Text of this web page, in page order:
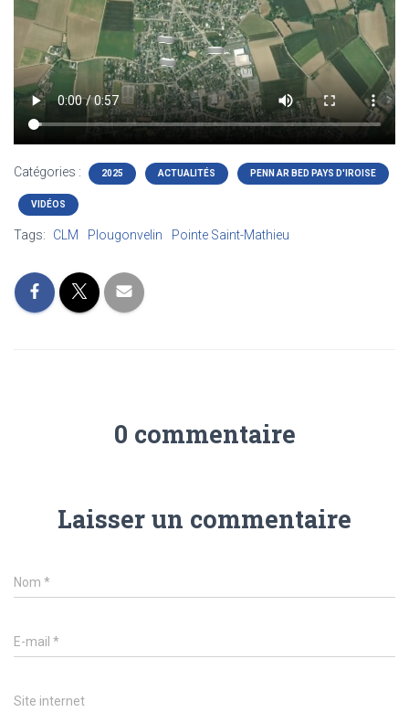
N
Catégories : 2025 ACTUALITÉS PENN AR BED PAYS D'IROISE
VIDÉOS
Tags: CLM Plougonvelin Pointe Saint-Mathieu
0 commentaire
Laisser un commentaire
Nom *
E-mail *
Site internet